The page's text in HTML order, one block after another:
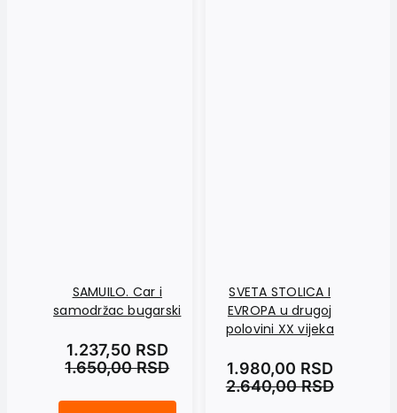
SAMUILO. Car i
samodržac bugarski
1.650,00RSD
1.237,50 RSD
SVETA STOLICA I
EVROPA u drugoj
polovini XX vijeka
2.640,00RSD
1.980,00 RSD